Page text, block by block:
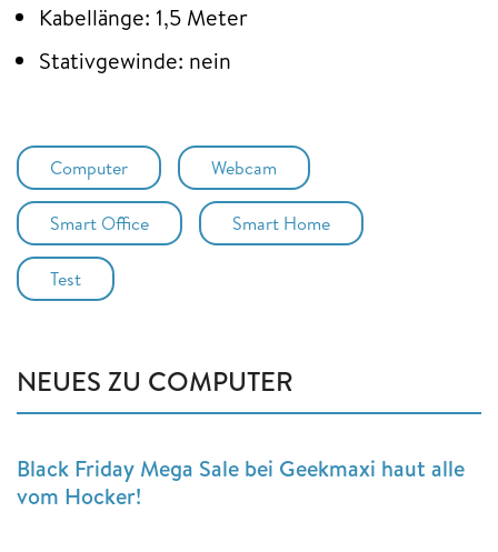
Kabellänge: 1,5 Meter
Stativgewinde: nein
Computer Webcam
Smart Office Smart Home
Test
NEUES ZU COMPUTER
Black Friday Mega Sale bei Geekmaxi haut alle
vom Hocker!